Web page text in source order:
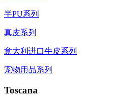
半PU系列
真皮系列
意大利进口牛皮系列
宠物用品系列
Toscana